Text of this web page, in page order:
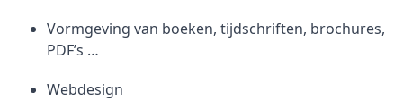
Vormgeving van boeken, tijdschriften, brochures,
PDF’s …
Webdesign